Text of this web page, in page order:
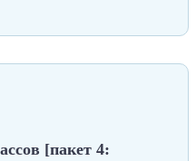
[пакет 4: